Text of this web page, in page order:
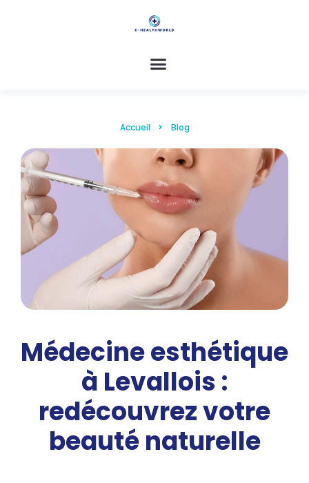
Accueil Blog
Médecine esthétique
à Levallois :
redécouvrez votre
beauté naturelle